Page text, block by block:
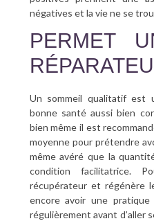
négatives et la vie ne se
PERMET
Un sommeil qualitatif est
bonne santé aussi bien
bien même il est
moyenne pour prétendre
même avéré que la
condition facilitatrice.
récupérateur et régénère
encore avoir une
régulièrement avant d’aller